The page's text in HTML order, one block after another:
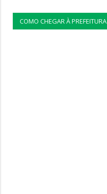
COMO CHEGAR À PREFEITURA